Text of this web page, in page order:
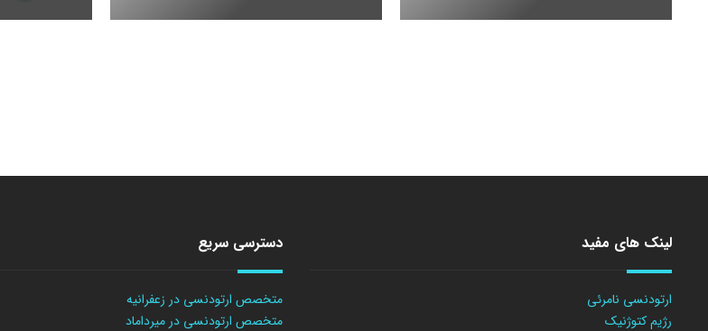
لینک های مفید
ارتودنسی نامرئی
رژیم کتوژنیک
دسترسی سریع
متخصص ارتودنسی در زعفرانیه
متخصص ارتودنسی در میرداماد